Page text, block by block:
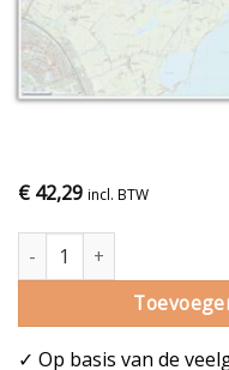
€ 42,29 incl. BTW
Gemeentekaart Waterland
✓ Op basis van de